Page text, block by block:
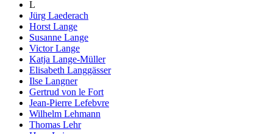
L
Jürg Laederach
Horst Lange
Susanne Lange
Victor Lange
Katja Lange-Müller
Elisabeth Langgässer
Ilse Langner
Gertrud von le Fort
Jean-Pierre Lefebvre
Wilhelm Lehmann
Thomas Lehr